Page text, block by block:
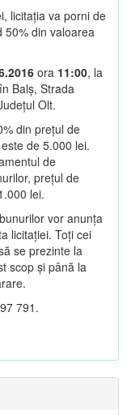
licitația va porni de
50% din valoarea
ora 11:00, la
Balș, Strada
Olt.
din prețul de
de 5.000 lei.
de
prețul de
lei.
vor anunța
licitației. Toți cei
se prezinte la
scop și până la
791.